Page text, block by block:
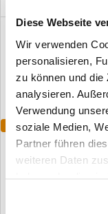
Diese Webseite
Wir verwenden
personalisieren,
zu können und die
analysieren.
Verwendung
soziale Medien,
Partner führen
weiteren Daten
Cookies, wenn
Varianten
Berufsschuh Reiner Low
(0)